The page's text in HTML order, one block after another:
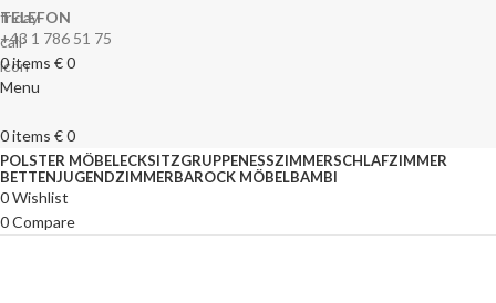
TELEFON
+43 1 786 51 75
0items €0
Menu
0items €0
POLSTER MÖBELECKSITZGRUPPENESSZIMMERSCHLAFZIMMER
BETTENJUGENDZIMMERBAROCK MÖBELBAMBI
0Wishlist
0Compare